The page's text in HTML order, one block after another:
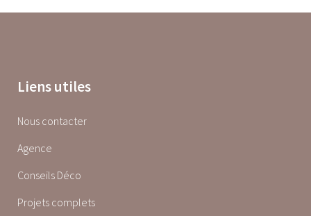
Liens utiles
Nous contacter
Agence
Conseils Déco
Projets complets